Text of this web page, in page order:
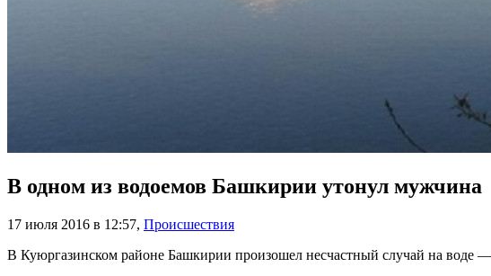
В одном из водоемов Башкирии утонул мужчина
17 июля 2016 в 12:57, Происшествия
В Куюргазинском районе Башкирии произошел несчастный случай на воде